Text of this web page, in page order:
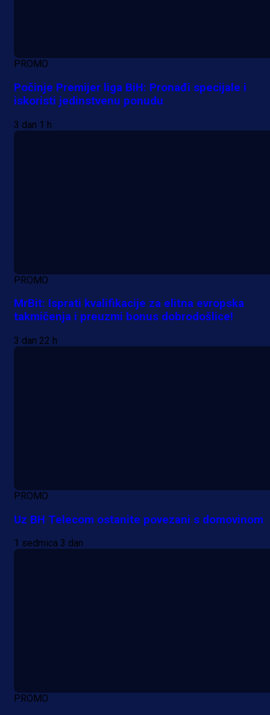
PROMO
Počinje Premijer liga BiH: Pronađi specijale i
iskoristi jedinstvenu ponudu
3 dan 1 h
PROMO
MrBit: Isprati kvalifikacije za elitna evropska
takmičenja i preuzmi bonus dobrodošlice!
3 dan 22 h
PROMO
Uz BH Telecom ostanite povezani s domovinom
1 sedmica 3 dan
PROMO